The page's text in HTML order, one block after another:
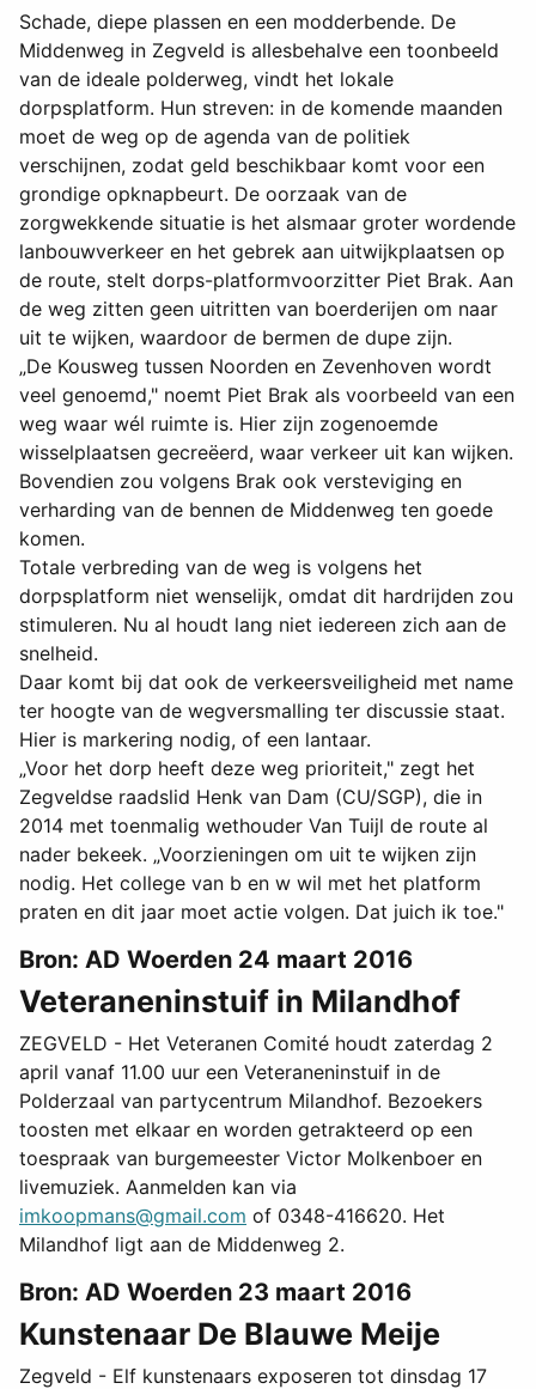
Schade, diepe plassen en een modderbende. De
Middenweg in Zegveld is allesbehalve een toonbeeld
van de ideale polderweg, vindt het lokale
dorpsplatform. Hun streven: in de komende maanden
moet de weg op de agenda van de politiek
verschijnen, zodat geld beschikbaar komt voor een
grondige opknapbeurt. De oorzaak van de
zorgwekkende situatie is het alsmaar groter wordende
lanbouwverkeer en het gebrek aan uitwijkplaatsen op
de route, stelt dorps-platformvoorzitter Piet Brak. Aan
de weg zitten geen uitritten van boerderijen om naar
uit te wijken, waardoor de bermen de dupe zijn.
„De Kousweg tussen Noorden en Zevenhoven wordt
veel genoemd," noemt Piet Brak als voorbeeld van een
weg waar wél ruimte is. Hier zijn zogenoemde
wisselplaatsen gecreëerd, waar verkeer uit kan wijken.
Bovendien zou volgens Brak ook versteviging en
verharding van de bennen de Middenweg ten goede
komen.
Totale verbreding van de weg is volgens het
dorpsplatform niet wenselijk, omdat dit hardrijden zou
stimuleren. Nu al houdt lang niet iedereen zich aan de
snelheid.
Daar komt bij dat ook de verkeersveiligheid met name
ter hoogte van de wegversmalling ter discussie staat.
Hier is markering nodig, of een lantaar.
„Voor het dorp heeft deze weg prioriteit," zegt het
Zegveldse raadslid Henk van Dam (CU/SGP), die in
2014 met toenmalig wethouder Van Tuijl de route al
nader bekeek. „Voorzieningen om uit te wijken zijn
nodig. Het college van b en w wil met het platform
praten en dit jaar moet actie volgen. Dat juich ik toe."
Bron: AD Woerden 24 maart 2016
Veteraneninstuif in Milandhof
ZEGVELD - Het Veteranen Comité houdt zaterdag 2
april vanaf 11.00 uur een Veteraneninstuif in de
Polderzaal van partycentrum Milandhof. Bezoekers
toosten met elkaar en worden getrakteerd op een
toespraak van burgemeester Victor Molkenboer en
livemuziek. Aanmelden kan via
imkoopmans@gmail.com of 0348-416620. Het
Milandhof ligt aan de Middenweg 2.
Bron: AD Woerden 23 maart 2016
Kunstenaar De Blauwe Meije
Zegveld - Elf kunstenaars exposeren tot dinsdag 17